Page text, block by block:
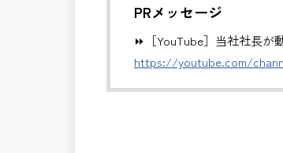
※道路・橋梁・トンネル等
※基本的に、土日祝祭日は
＊受注が多く、増員募集し
PRメッセージ
⏩［YouTube］当社社長が
https://youtube.com/